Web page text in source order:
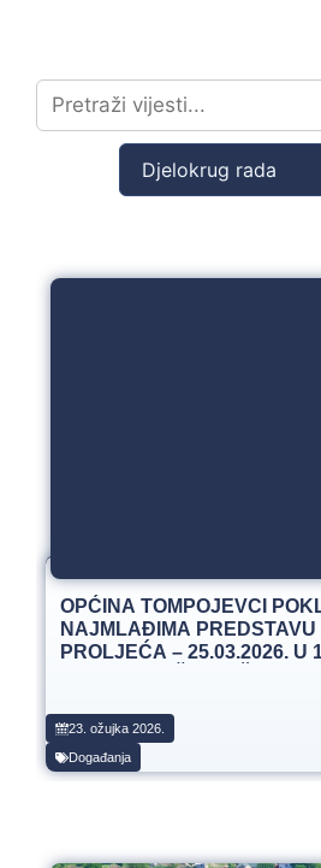
OPĆINA TOMPOJEVCI
NAJMLAĐIMA
PROLJEĆA – 25.03.2026. U
23. ožujka 2026.
Događanja